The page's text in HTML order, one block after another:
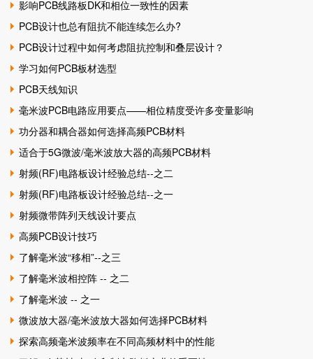
影响PCB线路板DK和相位一致性的因素
PCB设计也总有阻抗不能连续怎么办?
PCB设计过程中如何考虑阻抗控制和叠层设计？
学习如何PCB板材选型
PCB天线知识
毫米波PCB电路应用要点——相位精度受许多变量影响
功分器和耦合器如何选择高频PCB材料
适合于5G微波/毫米波放大器的高频PCB材料
射频(RF)电路板设计经验总结--之二
射频(RF)电路板设计经验总结--之一
射频微带阵列天线设计要点
高频PCB设计技巧
了解毫米波“移相”--之三
了解毫米波相控阵 -- 之二
了解毫米波 -- 之一
微波放大器/毫米波放大器如何选择PCB材料
探索高频毫米波频率在不同高频材料中的性能